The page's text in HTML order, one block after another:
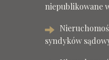
niepublikowane
syndyków